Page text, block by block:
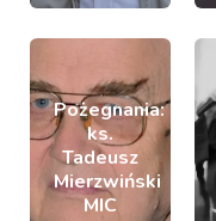
Pożegnania:
ks.
Tadeusz
Mierzwiński
MIC